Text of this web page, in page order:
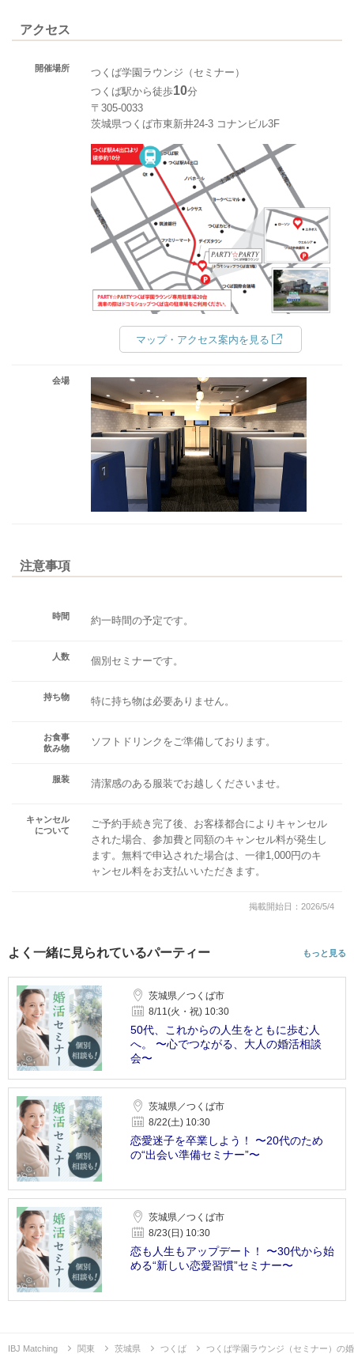
アクセス
開催場所
つくば学園ラウンジ（セミナー）
つくば駅から徒歩10分
〒305-0033
茨城県つくば市東新井24-3 コナンビル3F
マップ・アクセス案内を見る
会場
注意事項
時間 約一時間の予定です。
人数 個別セミナーです。
持ち物 特に持ち物は必要ありません。
お食事
飲み物
ソフトドリンクをご準備しております。
服装 清潔感のある服装でお越しくださいませ。
キャンセル
について
ご予約手続き完了後、お客様都合によりキャンセル
された場合、参加費と同額のキャンセル料が発生し
ます。無料で申込された場合は、一律1,000円のキ
ャンセル料をお支払いいただきます。
掲載開始日：2026/5/4
よく一緒に見られているパーティー もっと見る
茨城県／つくば市
8/11(火・祝) 10:30
50代、これからの人生をともに歩む人
へ。 〜心でつながる、大人の婚活相談
会〜
茨城県／つくば市
8/22(土) 10:30
恋愛迷子を卒業しよう！ 〜20代のため
の“出会い準備セミナー”〜
茨城県／つくば市
8/23(日) 10:30
恋も人生もアップデート！ 〜30代から始
める“新しい恋愛習慣”セミナー〜
IBJ Matching 関東 茨城県 つくば つくば学園ラウンジ（セミナー）の